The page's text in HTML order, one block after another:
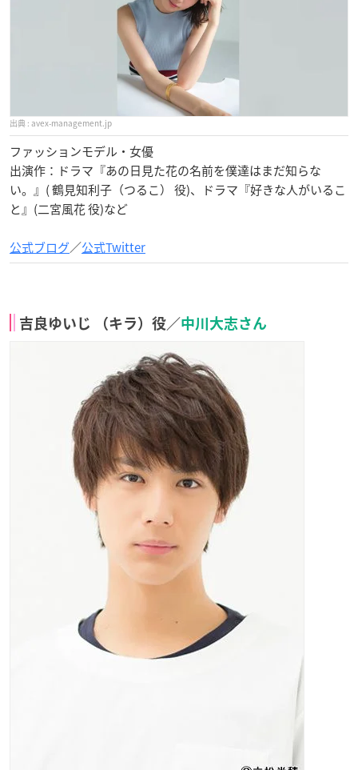
avex-management.jp
ファッションモデル・女優
出演作：ドラマ『あの日見た花の名前を僕達はまだ知らな
い。』( 鶴見知利子（つるこ） 役)、ドラマ『好きな人がいるこ
と』(二宮風花 役)など
公式ブログ／公式Twitter
吉良ゆいじ （キラ）役／中川大志さん